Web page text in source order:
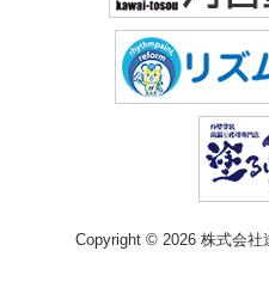
Copyright © 2026 株式会社